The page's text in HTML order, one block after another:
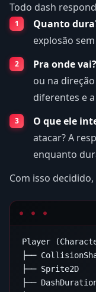
Todo dash
Quanto
explosão
Pra onde vai?
ou na
diferentes e
O que ele
atacar? A
enquanto
Com isso
Player
├──
├── Sprite2D
├──